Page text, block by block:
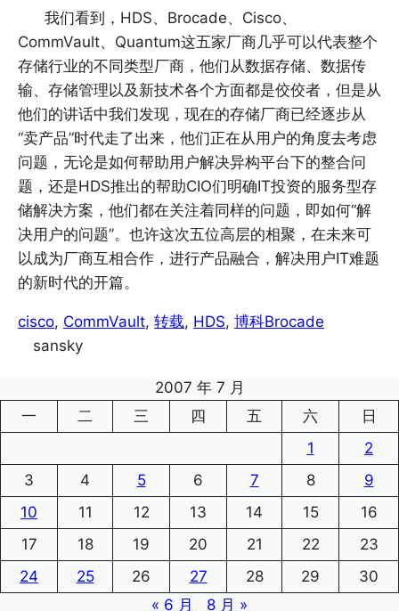
我们看到，HDS、Brocade、Cisco、
CommVault、Quantum这五家厂商几乎可以代表整个
存储行业的不同类型厂商，他们从数据存储、数据传
输、存储管理以及新技术各个方面都是佼佼者，但是从
他们的讲话中我们发现，现在的存储厂商已经逐步从
“卖产品”时代走了出来，他们正在从用户的角度去考虑
问题，无论是如何帮助用户解决异构平台下的整合问
题，还是HDS推出的帮助CIO们明确IT投资的服务型存
储解决方案，他们都在关注着同样的问题，即如何“解
决用户的问题”。也许这次五位高层的相聚，在未来可
以成为厂商互相合作，进行产品融合，解决用户IT难题
的新时代的开篇。
cisco, CommVault, 转载, HDS, 博科Brocade
sansky
2007 年 7 月
一
二 三 四 五 六
日
1
2
3
4 5 6 7 8
9
10
11 12 13 14 15
16
17
18 19 20 21 22
23
24
25 26 27 28 29
30
« 6 月
8 月 »